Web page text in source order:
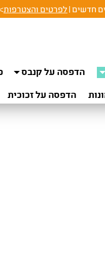
לפרטים והצטרפות
הדפסה על קנבס
הדפסה על זכוכית